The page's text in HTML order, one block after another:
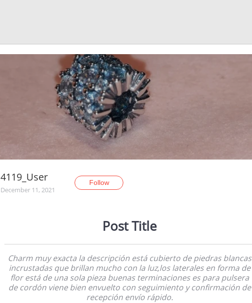
4119_User
December 11, 2021
Follow
Post Title
Charm muy exacta la descripción está cubierto de piedras blancas
incrustadas que brillan mucho con la luz,los laterales en forma de
flor está de una sola pieza buenas terminaciones es para pulsera
de cordón viene bien envuelto con seguimiento y confirmación de
recepción envío rápido.